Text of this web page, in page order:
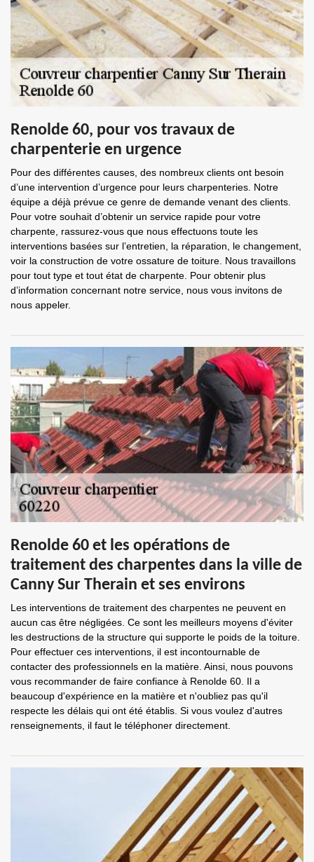
Renolde 60, pour vos travaux de
charpenterie en urgence
Pour des différentes causes, des nombreux clients ont besoin
d’une intervention d’urgence pour leurs charpenteries. Notre
équipe a déjà prévue ce genre de demande venant des clients.
Pour votre souhait d’obtenir un service rapide pour votre
charpente, rassurez-vous que nous effectuons toute les
interventions basées sur l’entretien, la réparation, le changement,
voir la construction de votre ossature de toiture. Nous travaillons
pour tout type et tout état de charpente. Pour obtenir plus
d’information concernant notre service, nous vous invitons de
nous appeler.
Renolde 60 et les opérations de
traitement des charpentes dans la ville de
Canny Sur Therain et ses environs
Les interventions de traitement des charpentes ne peuvent en
aucun cas être négligées. Ce sont les meilleurs moyens d'éviter
les destructions de la structure qui supporte le poids de la toiture.
Pour effectuer ces interventions, il est incontournable de
contacter des professionnels en la matière. Ainsi, nous pouvons
vous recommander de faire confiance à Renolde 60. Il a
beaucoup d'expérience en la matière et n'oubliez pas qu'il
respecte les délais qui ont été établis. Si vous voulez d'autres
renseignements, il faut le téléphoner directement.